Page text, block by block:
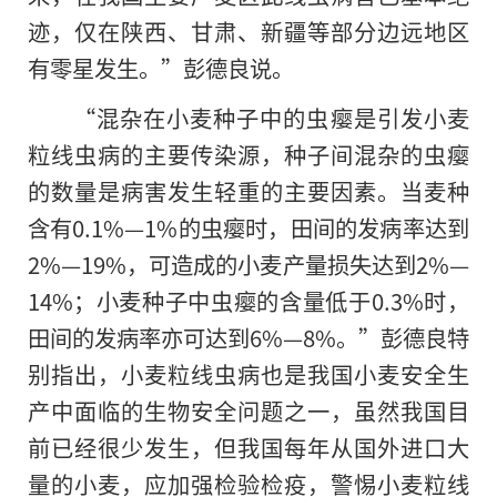
迹，仅在陕西、甘肃、新疆等部分边远地区
有零星发生。”彭德良说。
“混杂在小麦种子中的虫瘿是引发小麦
粒线虫病的主要传染源，种子间混杂的虫瘿
的数量是病害发生轻重的主要因素。当麦种
含有0.1%—1%的虫瘿时，田间的发病率达到
2%—19%，可造成的小麦产量损失达到2%—
14%；小麦种子中虫瘿的含量低于0.3%时，
田间的发病率亦可达到6%—8%。”彭德良特
别指出，小麦粒线虫病也是我国小麦安全生
产中面临的生物安全问题之一，虽然我国目
前已经很少发生，但我国每年从国外进口大
量的小麦，应加强检验检疫，警惕小麦粒线